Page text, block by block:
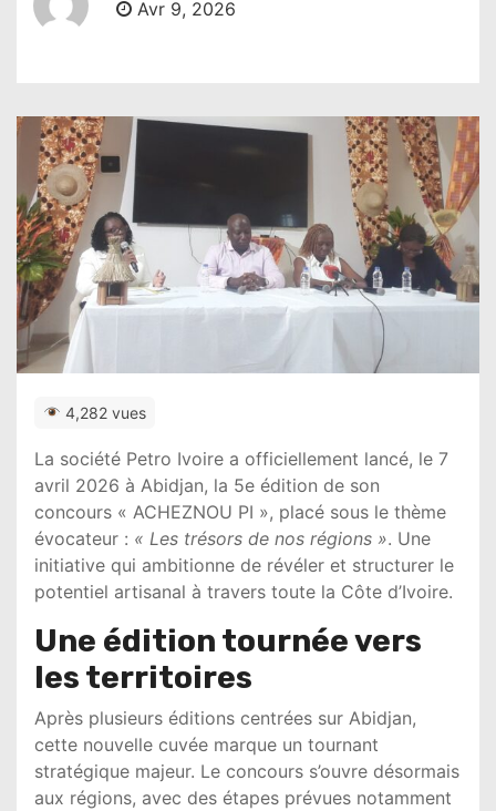
Avr 9, 2026
4,282 vues
La société Petro Ivoire a officiellement lancé, le 7
avril 2026 à Abidjan, la 5e édition de son
concours « ACHEZNOU PI », placé sous le thème
évocateur : « Les trésors de nos régions ». Une
initiative qui ambitionne de révéler et structurer le
potentiel artisanal à travers toute la Côte d’Ivoire.
Une édition tournée vers
les territoires
Après plusieurs éditions centrées sur Abidjan,
cette nouvelle cuvée marque un tournant
stratégique majeur. Le concours s’ouvre désormais
aux régions, avec des étapes prévues notamment